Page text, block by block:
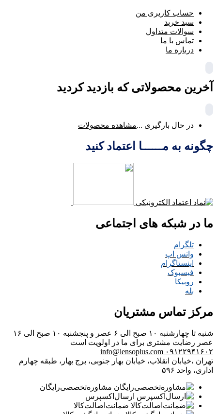
حساب کاربری من
سبد خرید
سوالات متداول
تماس با ما
درباره ما
آخرین محصولاتی که بازدید کردید
در حال بارگیری ...مشاهده محصولات
چگونه به مــــــا اعتماد کنید
ما در شبکه های اجتماعی
تلگرام
واتس اپ
اینستاگرام
فیسبوک
روبیکا
بله
مرکز تماس مشتریان
شنبه تا چهارشنبه ۱۰ صبح الی ۶ عصر و پنجشنبه ۱۰ صبح الی ۱۶
عصر رضایت مشتری برای ما در اولویت است
۰۹۱۲۲۹۴۱۶۰۲ info@lensoplus.com
تهران ،خیابان انقلاب، خیابان بهار جنوبی، برج بهار، طبقه چهارم
اداری، واحد ۵۹۶
مشاوره‌تخصصی‌رایگان
ارسال‌اکسپرس
ضمانت‌اصالت‌کالا